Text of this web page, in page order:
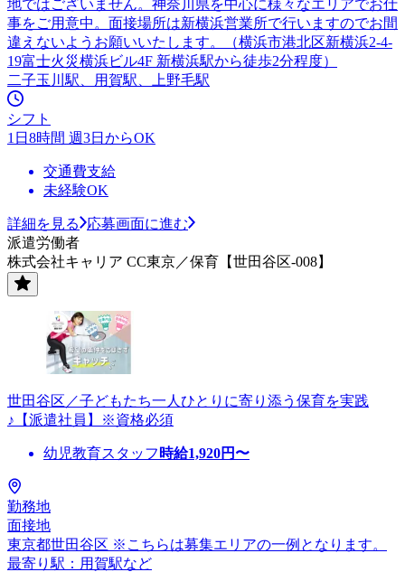
地ではございません。神奈川県を中心に様々なエリアでお仕
事をご用意中。面接場所は新横浜営業所で行いますのでお間
違えないようお願いいたします。（横浜市港北区新横浜2-4-
19富士火災横浜ビル4F 新横浜駅から徒歩2分程度）
二子玉川駅、用賀駅、上野毛駅
シフト
1日8時間 週3日からOK
交通費支給
未経験OK
詳細を見る
応募画面に進む
派遣労働者
株式会社キャリア CC東京／保育【世田谷区-008】
世田谷区／子どもたち一人ひとりに寄り添う保育を実践
♪【派遣社員】※資格必須
幼児教育スタッフ 時給1,920円〜
勤務地
面接地
東京都世田谷区 ※こちらは募集エリアの一例となります。
最寄り駅：用賀駅など